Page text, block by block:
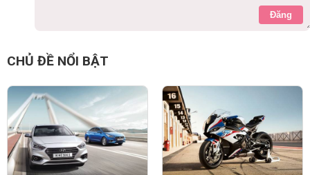
Đăng
CHỦ ĐỀ NỔI BẬT